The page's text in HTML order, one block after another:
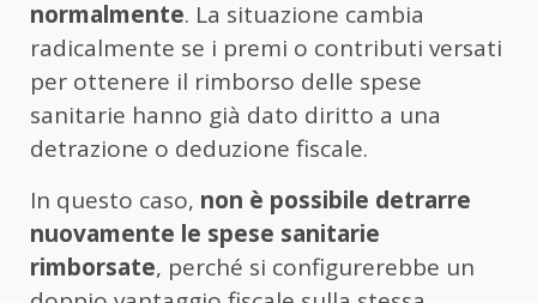
normalmente. La situazione cambia
radicalmente se i premi o contributi versati
per ottenere il rimborso delle spese
sanitarie hanno già dato diritto a una
detrazione o deduzione fiscale.
In questo caso, non è possibile detrarre
nuovamente le spese sanitarie
rimborsate, perché si configurerebbe un